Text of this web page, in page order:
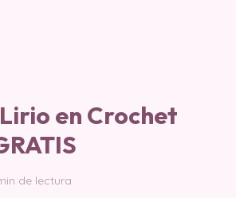
en Crochet
de lectura